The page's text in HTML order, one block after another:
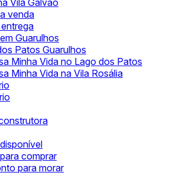
Vila Galvão
venda
Guarulhos
Patos Guarulhos
Minha Vida no Lago dos Patos
Minha Vida na Vila Rosália
comprar
para morar